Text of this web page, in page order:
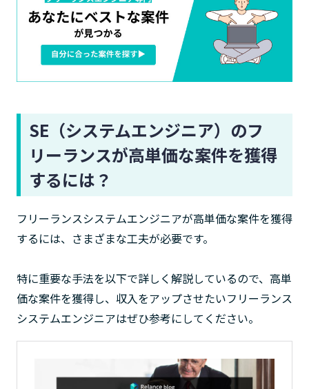
SE（システムエンジニア）のフ
リーランスが高単価な案件を獲得
するには？
フリーランスシステムエンジニアが高単価な案件を獲得
するには、さまざまな工夫が必要です。
特に重要な手法を以下で詳しく解説しているので、高単
価な案件を獲得し、収入をアップさせたいフリーランス
システムエンジニアはぜひ参考にしてください。